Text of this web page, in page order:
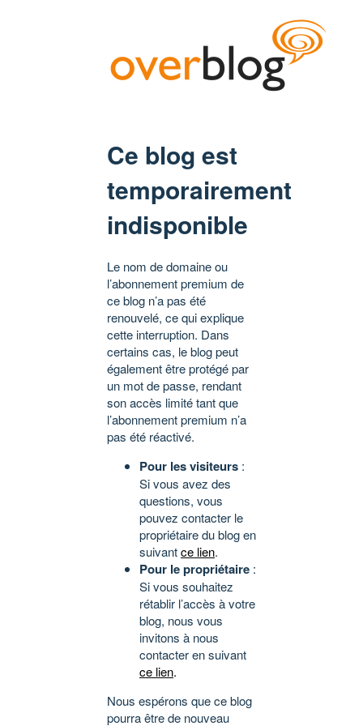
Ce blog est
temporairement
indisponible
Le nom de domaine ou
l’abonnement premium de
ce blog n’a pas été
renouvelé, ce qui explique
cette interruption. Dans
certains cas, le blog peut
également être protégé par
un mot de passe, rendant
son accès limité tant que
l’abonnement premium n’a
pas été réactivé.
Pour les visiteurs :
Si vous avez des
questions, vous
pouvez contacter le
propriétaire du blog en
suivantce lien.
Pour le propriétaire :
Si vous souhaitez
rétablir l’accès à votre
blog, nous vous
invitons à nous
contacter en suivant
ce lien.
Nous espérons que ce blog
pourra être de nouveau